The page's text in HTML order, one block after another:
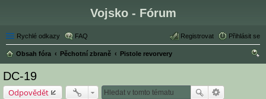
Vojsko - Fórum
Rychlé odkazy FAQ Přihlásit se
Registrovat
Obsah fóra Pěchotní zbraně
Pistole revorvery
DC-19
Odpovědět